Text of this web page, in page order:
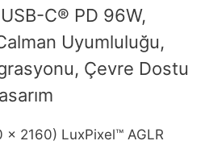
C® PD 96W,
Uyumluluğu,
Çevre Dostu
x 2160) LuxPixel™ AGLR